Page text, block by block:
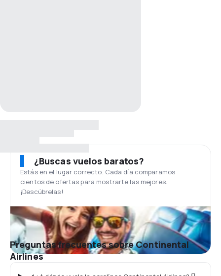
¿Buscas vuelos baratos?
Estás en el lugar correcto. Cada día comparamos
cientos de ofertas para mostrarte las mejores.
¡Descúbrelas!
Preguntas frecuentes sobre Continental
Airlines